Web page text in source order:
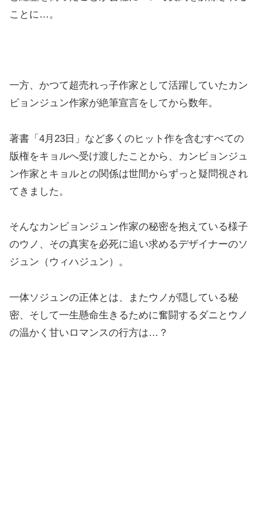
ことに…。
一方、かつて超売れっ子作家として活躍していたカン
ビョンジュン作家が絶筆宣言をしてから数年。
著書「4月23日」など多くのヒット作を含むすべての
版権をキョルへ受け渡したことから、カンビョンジュ
ン作家とキョルとの関係は世間からずっと疑問視され
てきました。
そんなカンビョンジュン作家の秘密を抱えている様子
のウノ、その真実を必死に追い求めるデザイナーのソ
ジュン（ウィハジュン）。
一体ソジュンの正体とは、またウノが隠している秘
密、そして一生懸命生きるために奮闘するダニとウノ
の温かく甘いロマンスの行方は…？